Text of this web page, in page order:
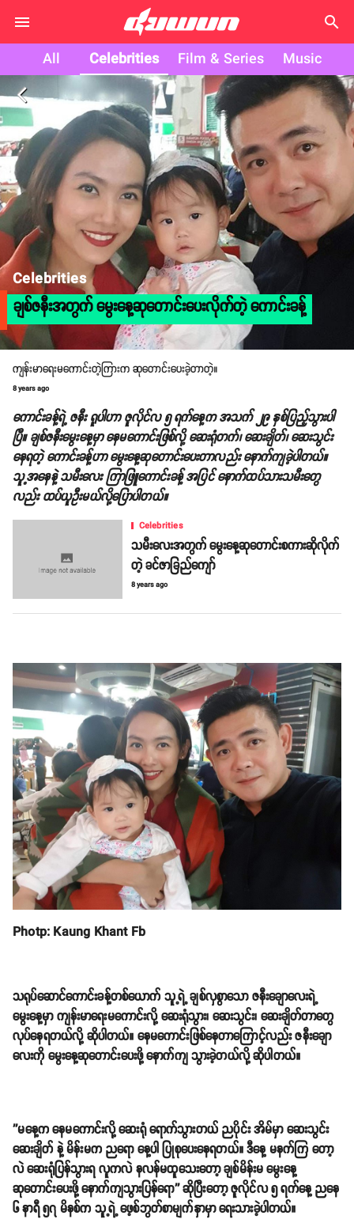
search
All Celebrities Film & Series Music
arrow_back_ios
Celebrities
ချစ်ဇနီးအတွက် မွေးနေ့ဆုတောင်းပေးလိုက်တဲ့ ကောင်းခန့်
ကျန်းမာရေးမကောင်းတဲ့ကြားက ဆုတောင်းပေးခဲ့တာတဲ့။
8 years ago
ကောင်းခန့်ရဲ့ ဇနီး ရူပါဟာ ဇူလိုင်လ ၅ ရက်နေ့က အသက် ၂၉ နှစ်ပြည့်သွားပါ
ပြီ။ ချစ်ဇနီးမွေးနေ့မှာ နေမကောင်းဖြစ်လို့ ဆေးရုံတက်၊ ဆေးချိတ်၊ ဆေးသွင်း
နေရတဲ့ ကောင်းခန့်ဟာ မွေးနေ့ဆုတောင်းပေးတာလည်း နောက်ကျခဲ့ပါတယ်။
သူ့အနေနဲ့ သမီးလေး ကြာဖြူကောင်းခန့် အပြင် နောက်ထပ်သားသမီးတွေ
လည်း ထပ်ယူဦးမယ်လို့ပြောပါတယ်။
Celebrities
သမီးလေးအတွက် မွေးနေ့ဆုတောင်းစကားဆိုလိုက်
တဲ့ ခင်ဇာခြည်ကျော်
8 years ago
Photp: Kaung Khant Fb
သရုပ်ဆောင်ကောင်းခန့်တစ်ယောက် သူ့ရဲ့ ချစ်လှစွာသော ဇနီးချောလေးရဲ့
မွေးနေ့မှာ ကျန်းမာရေးမကောင်းလို့ ဆေးရုံသွား၊ ဆေးသွင်း၊ ဆေးချိတ်တာတွေ
လုပ်နေရတယ်လို့ ဆိုပါတယ်။ နေမကောင်းဖြစ်နေတာကြောင့်လည်း ဇနီးချော
လေးကို မွေးနေ့ဆုတောင်းပေးဖို့ နောက်ကျ သွားခဲ့တယ်လို့ ဆိုပါတယ်။
''မနေ့က နေမကောင်းလို့ ဆေးရုံ ရောက်သွားတယ် ညပိုင်း အိမ်မှာ ဆေးသွင်း
ဆေးချိတ် နဲ့ မိန်းမက ညရော နေ့ပါ ပြုစုပေးနေရတယ်။ ဒီနေ့ မနက်ကြ တော့
လဲ ဆေးရုံပြန်သွားရ လူကလဲ နလန်မထူသေးတော့ ချစ်မိန်းမ မွေးနေ့
ဆုတောင်းပေးဖို့ နောက်ကျသွားပြန်ရော'' ဆိုပြီးတော့ ဇူလိုင်လ ၅ ရက်နေ့ ညနေ
၆ နာရီ ၅၇ မိနစ်က သူ့ရဲ့ ဖေ့စ်ဘွတ်စာမျက်နှာမှာ ရေးသားခဲ့ပါတယ်။